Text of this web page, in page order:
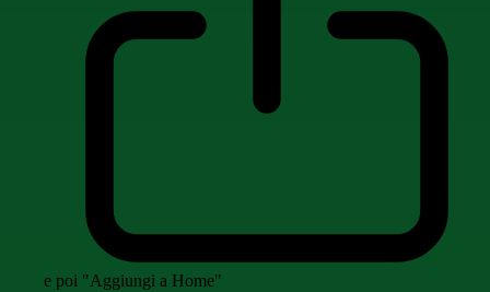
e poi "Aggiungi a Home"